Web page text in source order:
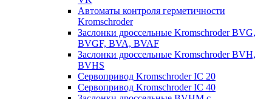
Автоматы контроля герметичности
Kromschroder
Заслонки дроссельные Kromschroder BVG,
BVGF, BVA, BVAF
Заслонки дроссельные Kromschroder BVH,
BVHS
Сервопривод Kromschroder IC 20
Сервопривод Kromschroder IC 40